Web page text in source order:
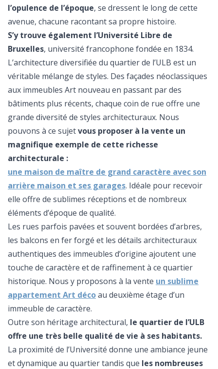
l’opulence de l’époque, se dressent le long de cette
avenue, chacune racontant sa propre histoire.
S’y trouve également l’Université Libre de
Bruxelles, université francophone fondée en 1834.
L’architecture diversifiée du quartier de l’ULB est un
véritable mélange de styles. Des façades néoclassiques
aux immeubles Art nouveau en passant par des
bâtiments plus récents, chaque coin de rue offre une
grande diversité de styles architecturaux. Nous
pouvons à ce sujetvous proposer à la vente un
magnifique exemple de cette richesse
architecturale :
une maison de maître de grand caractère avec son
arrière maison et ses garages. Idéale pour recevoir
elle offre de sublimes réceptions et de nombreux
éléments d’époque de qualité.
Les rues parfois pavées et souvent bordées d’arbres,
les balcons en fer forgé et les détails architecturaux
authentiques des immeubles d’origine ajoutent une
touche de caractère et de raffinement à ce quartier
historique. Nous y proposons à la vente un sublime
appartement Art décoau deuxième étage d’un
immeuble de caractère.
Outre son héritage architectural, le quartier de l’ULB
offre une très belle qualité de vie à ses habitants.
La proximité de l’Université donne une ambiance jeune
et dynamique au quartier tandis que les nombreuses